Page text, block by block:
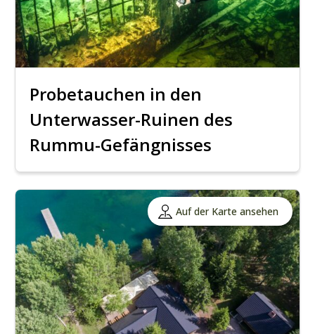
Probetauchen in den
Unterwasser-Ruinen des
Rummu-Gefängnisses
Auf der Karte ansehen